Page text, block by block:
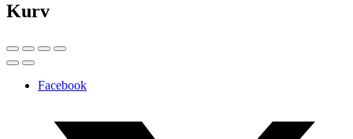
Kurv
Facebook